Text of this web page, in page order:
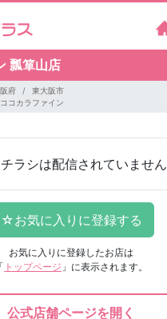
瓢箪山店
府
東大阪市
ココカラファイン
ラシは配信されていません
お気に入りに登録したお店は
「 トップページ 」に表示されます。
公式店舗ページを開く